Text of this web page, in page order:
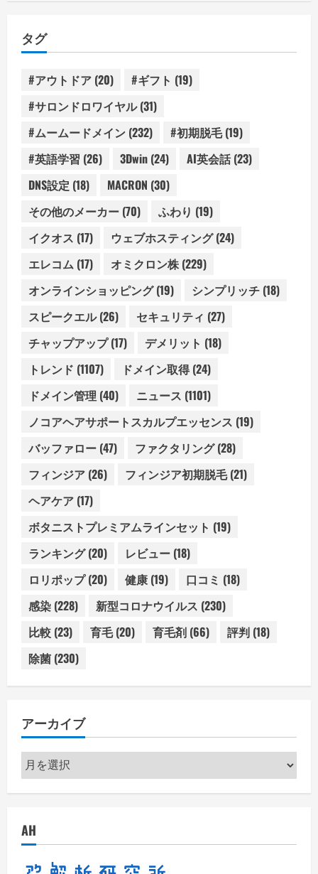
ー
タグ
#アウトドア (20) #ギフト (19)
#サロンドロワイヤル(31)
#ムームードメイン (232) #初期脱毛(19)
#英語学習 (26) 3Dwin (24) AI英会話(23)
DNS設定 (18) MACRON (30)
その他のメーカー (70) ふわり (19)
イクオス (17) ウェブホスティング(24)
エレコム (17) オミクロン株(229)
オンラインショッピング(19) シンプリッチ (18)
スピークエル(26) セキュリティ (27)
チャップアップ(17) デメリット (18)
トレンド (1107) ドメイン取得(24)
ドメイン管理 (40) ニュース (1101)
ノコアヘアサポートスカルプエッセンス (19)
バッファロー (47) ファクタリング(28)
フィンジア (26) フィンジア初期脱毛(21)
ヘアケア (17)
ボタニストプレミアムラインセット (19)
ランキング(20) レビュー (18)
ロリポップ(20) 健康 (19) 口コミ (18)
感染 (228) 新型コロナウイルス (230)
比較 (23) 育毛(20) 育毛剤 (66) 評判 (18)
除菌 (230)
アーカイブ
ア
ー
ブ
AH